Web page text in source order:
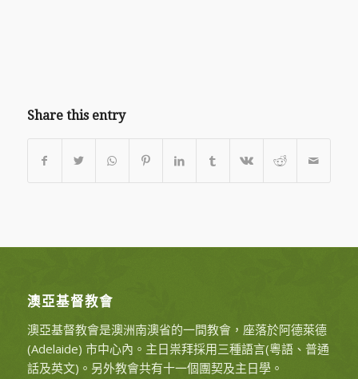
Share this entry
澳亞基督教會
澳亞基督教會是澳洲南澳省的一間教會，座落於阿德萊德
(Adelaide) 市中心內。主日祟拜採用三種語言(粵語、普通
話及英文)。另外教會共有十一個團契及主日學。